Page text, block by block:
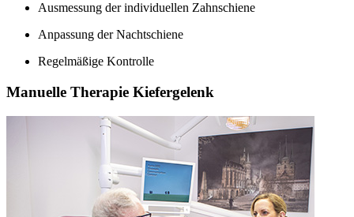
Ausmessung der individuellen Zahnschiene
Anpassung der Nachtschiene
Regelmäßige Kontrolle
Manuelle Therapie Kiefergelenk